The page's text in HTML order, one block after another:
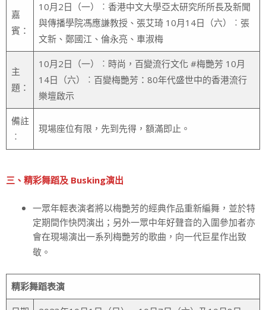
嘉
賓：
10月2日（一）︰香港中文大學亞太研究所所長及新聞
與傳播學院馮應謙教授、張艾琦 10月14日（六）︰張
文新、鄭國江、倫永亮、車淑梅
主
題：
10月2日（一）︰時尚，百變流行文化 #梅艷芳 10月
14日（六）︰百變梅艷芳：80年代盛世中的香港流行
樂壇啟示
備註
︰
現場座位有限，先到先得，額滿即止。
三、精彩舞蹈及 Busking演出
一眾年輕表演者將以梅艷芳的經典作品重新編舞，並於特
定期間作快閃演出；另外一眾中年好聲音的入圍參加者亦
會在現場演出一系列梅艷芳的歌曲，向一代巨星作出致
敬。
精彩舞蹈表演